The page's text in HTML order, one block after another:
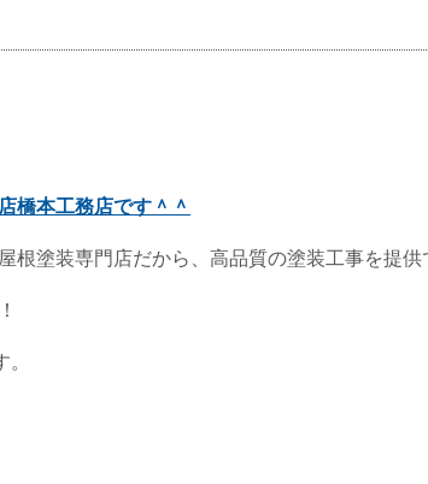
橋本工務店です＾＾
塗装専門店だから、高品質の塗装工事を提供